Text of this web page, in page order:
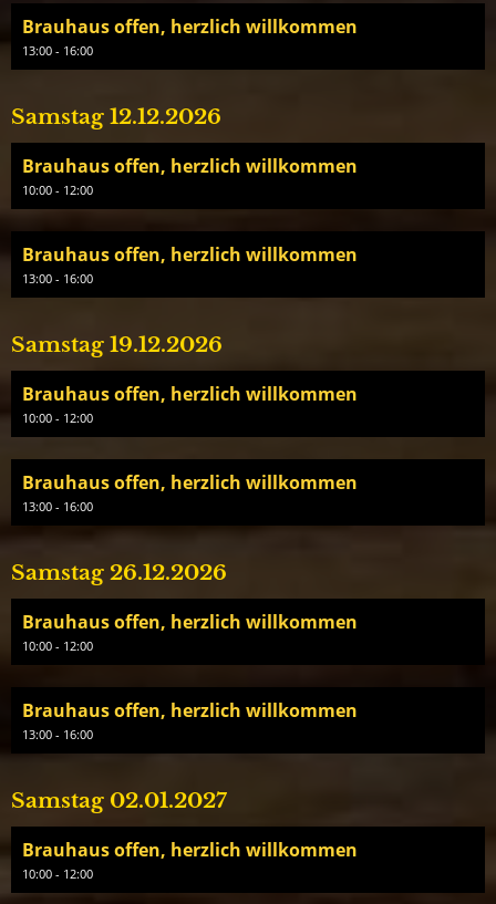
Brauhaus offen, herzlich willkommen
13:00 - 16:00
Samstag 12.12.2026
Brauhaus offen, herzlich willkommen
10:00 - 12:00
Brauhaus offen, herzlich willkommen
13:00 - 16:00
Samstag 19.12.2026
Brauhaus offen, herzlich willkommen
10:00 - 12:00
Brauhaus offen, herzlich willkommen
13:00 - 16:00
Samstag 26.12.2026
Brauhaus offen, herzlich willkommen
10:00 - 12:00
Brauhaus offen, herzlich willkommen
13:00 - 16:00
Samstag 02.01.2027
Brauhaus offen, herzlich willkommen
10:00 - 12:00